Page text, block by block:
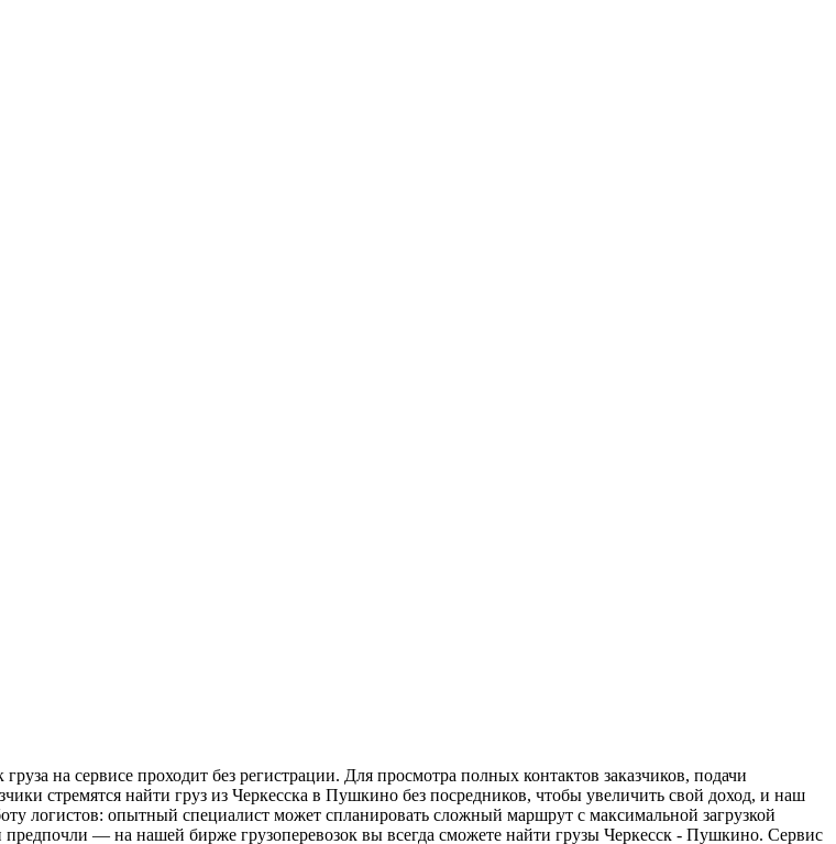
на сервисе проходит без регистрации. Для просмотра полных контактов заказчиков, подачи
стремятся найти груз из Черкесска в Пушкино без посредников, чтобы увеличить свой доход, и наш
логистов: опытный специалист может спланировать сложный маршрут с максимальной загрузкой
— на нашей бирже грузоперевозок вы всегда сможете найти грузы Черкесск - Пушкино. Сервис